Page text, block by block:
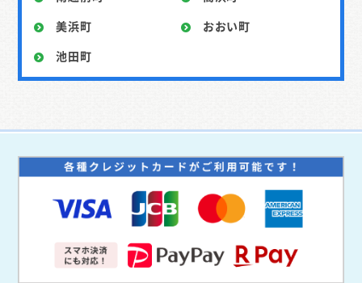
美浜町
おおい町
池田町